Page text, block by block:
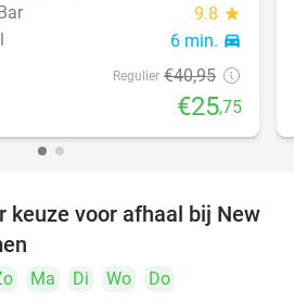
9.8 star
6 min. directions_car
Regulier €40,95
€25,75
55%
keuze voor afhaal bij New
Ma Di Wo
Do